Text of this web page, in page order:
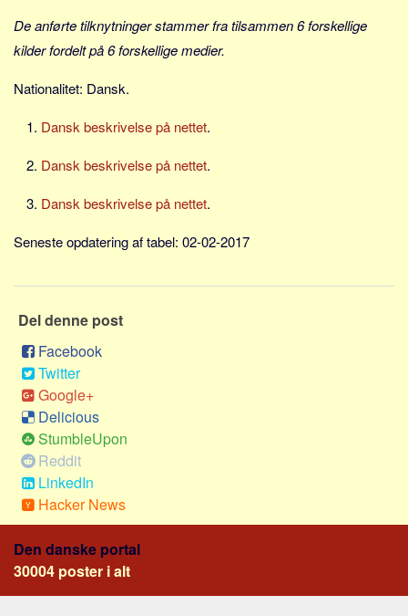
Statistik
Praktisk
Emner
Skribenter
Kilder
Om
Webstedet
Forhistorien
Redigering
Tekstannoncer
Bannere
Hjælp
De anførte tilknytninger stammer fra tilsammen 6 forskellige
kilder fordelt på 6 forskellige medier.
Nationalitet: Dansk.
Dansk beskrivelse på nettet.
Dansk beskrivelse på nettet.
Dansk beskrivelse på nettet.
Seneste opdatering af tabel: 02-02-2017
Del denne post
Facebook
Twitter
Google+
Delicious
StumbleUpon
Reddit
LinkedIn
Hacker News
Den danske portal
30004 poster i alt